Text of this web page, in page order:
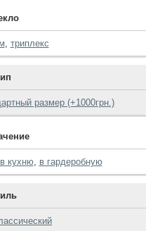
триплекс
размер (+1000грн.)
в кухню, в гардеробную